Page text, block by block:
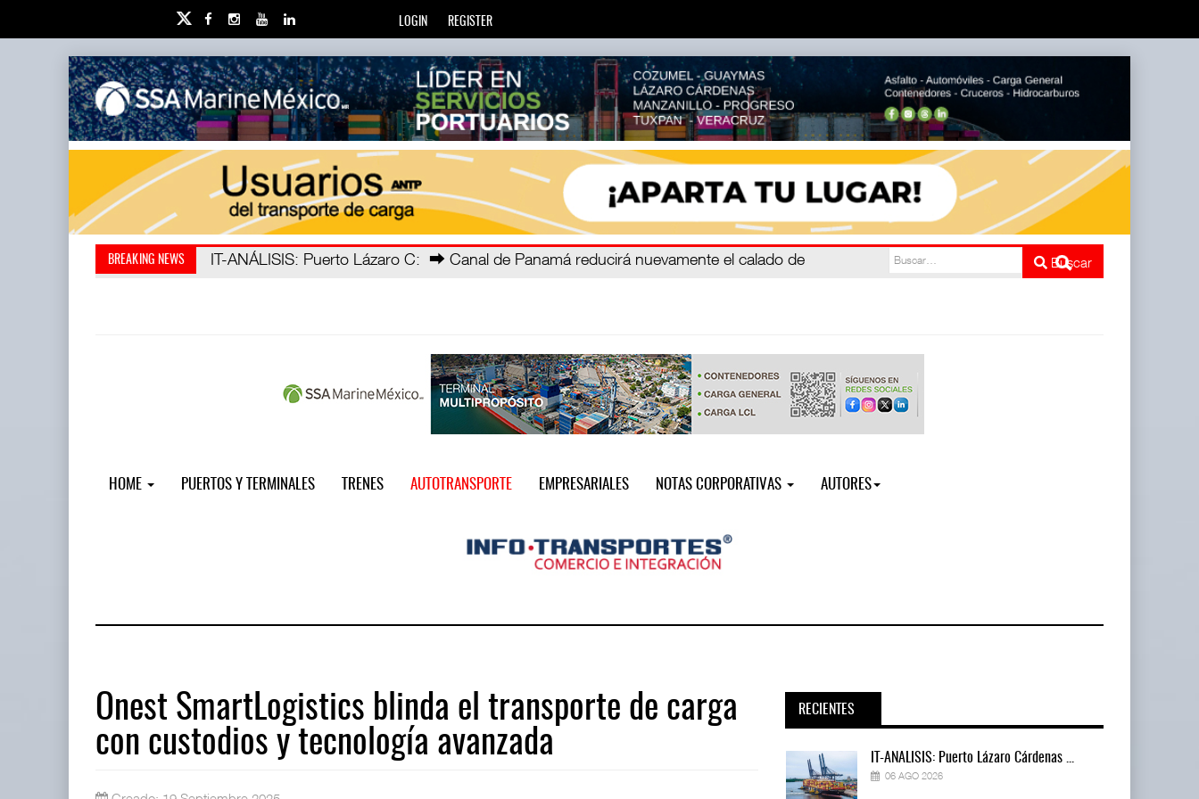
LOGIN REGISTER
BREAKING NEWS IT-ANÁLISIS: Puerto Lázaro C
La ATTRAPI licita red de telec: La Agencia de Trenes y Transporte Público Integrado (ATTRAPI)
Buscar
HOME PUERTOS Y TERMINALES TRENES AUTOTRANSPORTE EMPRESARIALES NOTAS CORPORATIVAS AUTORES
Onest SmartLogistics blinda el transporte de carga
con custodios y tecnología avanzada
RECIENTES
IT-ANÁLISIS: Puerto Lázaro Cárdenas ... IT-ANÁLISIS: Puerto Lázaro Cárdenas ... IT-ANÁLISIS: Puerto Lázaro Cárdenas ...
06 AGO 2026